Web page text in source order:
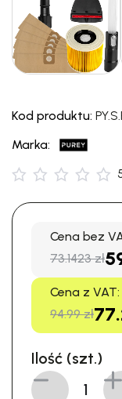
Kod produktu:
Marka:
Cena bez
73.1423 zł
Cena z VAT:
94.99 zł
Ilość (szt.)